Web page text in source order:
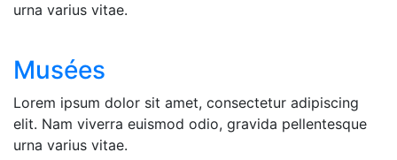
urna varius vitae.
Musées
Lorem ipsum dolor sit amet, consectetur adipiscing
elit. Nam viverra euismod odio, gravida pellentesque
urna varius vitae.